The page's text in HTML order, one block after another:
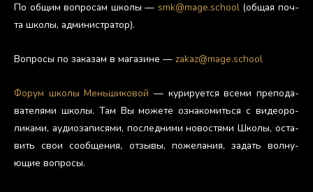
По об­щим воп­ро­сам шко­лы — smk@mage.school(об­щая поч­
та шко­лы, ад­ми­нис­тра­тор).
Воп­ро­сы по за­казам в ма­гази­не — zakaz@mage.school
Фо­рум шко­лы Мень­ши­ковой — ку­риру­ет­ся все­ми пре­пода­
вате­лями шко­лы. Там Вы мо­жете оз­на­комить­ся с ви­де­оро­
лика­ми, а­уди­оза­пися­ми, пос­ледни­ми но­вос­тя­ми Шко­лы, ос­та­
вить свои со­об­ще­ния, от­зы­вы, по­жела­ния, за­дать вол­ну­
ющие воп­ро­сы.